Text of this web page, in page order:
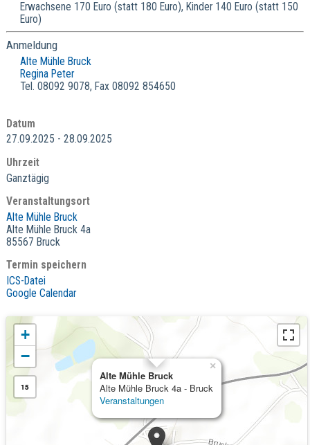
Erwachsene 170 Euro (statt 180 Euro), Kinder 140 Euro (statt 150
Euro)
Anmeldung
Alte Mühle Bruck
Regina Peter
Tel. 08092 9078, Fax 08092 854650
Datum
27.09.2025 - 28.09.2025
Uhrzeit
Ganztägig
Veranstaltungsort
Alte Mühle Bruck
Alte Mühle Bruck 4a
85567 Bruck
Termin speichern
ICS-Datei
Google Calendar
Alte Mühle Bruck
Alte Mühle Bruck 4a - Bruck
Veranstaltungen
×
+
−
15